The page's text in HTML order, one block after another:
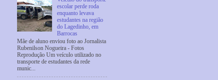
escolar perde roda
enquanto levava
estudantes na região
do Lagedinho, em
Barrocas
Mãe de aluno enviou foto ao Jornalista
Rubenilson Nogueira - Fotos
Reprodução Um veículo utilizado no
transporte de estudantes da rede
munic...